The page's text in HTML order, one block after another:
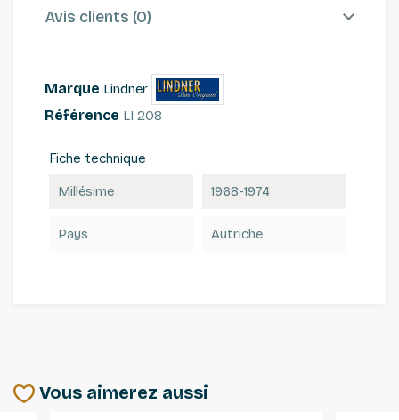
Avis clients (0)
Marque Lindner
Référence LI 208
Fiche technique
Millésime 1968-1974
Pays Autriche
Vous aimerez aussi